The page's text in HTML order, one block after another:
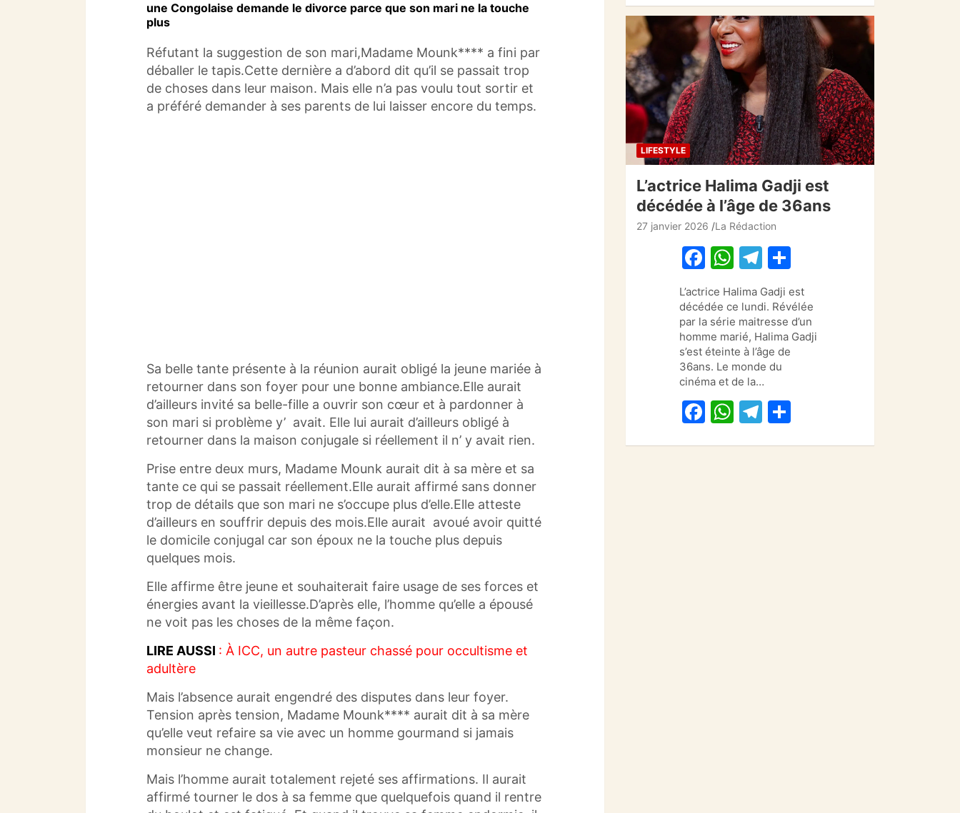
une Congolaise demande le divorce parce que son mari ne la touche
plus
Réfutant la suggestion de son mari,Madame Mounk**** a fini par
déballer le tapis.Cette dernière a d’abord dit qu’il se passait trop
de choses dans leur maison. Mais elle n’a pas voulu tout sortir et
a préféré demander à ses parents de lui laisser encore du temps.
Sa belle tante présente à la réunion aurait obligé la jeune mariée à
retourner dans son foyer pour une bonne ambiance.Elle aurait
d’ailleurs invité sa belle-fille a ouvrir son cœur et à pardonner à
son mari si problème y’ avait. Elle lui aurait d’ailleurs obligé à
retourner dans la maison conjugale si réellement il n’ y avait rien.
Prise entre deux murs, Madame Mounk aurait dit à sa mère et sa
tante ce qui se passait réellement.Elle aurait affirmé sans donner
trop de détails que son mari ne s’occupe plus d’elle.Elle atteste
d’ailleurs en souffrir depuis des mois.Elle aurait avoué avoir quitté
le domicile conjugal car son époux ne la touche plus depuis
quelques mois.
Elle affirme être jeune et souhaiterait faire usage de ses forces et
énergies avant la vieillesse.D’après elle, l’homme qu’elle a épousé
ne voit pas les choses de la même façon.
LIRE AUSSI : À ICC, un autre pasteur chassé pour occultisme et
adultère
Mais l’absence aurait engendré des disputes dans leur foyer.
Tension après tension, Madame Mounk**** aurait dit à sa mère
qu’elle veut refaire sa vie avec un homme gourmand si jamais
monsieur ne change.
Mais l’homme aurait totalement rejeté ses affirmations. Il aurait
affirmé tourner le dos à sa femme que quelquefois quand il rentre
c
e
b
o
o
k
at
s
A
p
p
e
gr
a
m
ta
g
er
LIFESTYLE
L’actrice Halima Gadji est
décédée à l’âge de 36ans
27 janvier 2026 La Rédaction
F
a
c
e
b
o
o
k
W
h
at
s
A
p
p
T
el
e
gr
a
m
ta
g
er
L’actrice Halima Gadji est
décédée ce lundi. Révélée
par la série maitresse d’un
homme marié, Halima Gadji
s’est éteinte à l’âge de
36ans. Le monde du
cinéma et de la…
F
W T